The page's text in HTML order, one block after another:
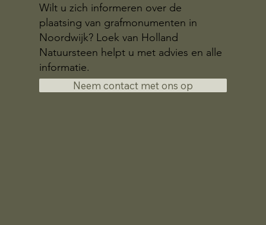
Wilt u zich informeren over de
plaatsing van grafmonumenten in
Noordwijk? Loek van Holland
Natuursteen helpt u met advies en alle
informatie.
Neem contact met ons op